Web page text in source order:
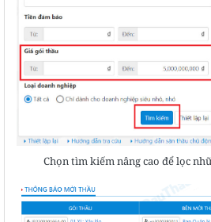
Chọn tìm kiếm nâng cao để lọc